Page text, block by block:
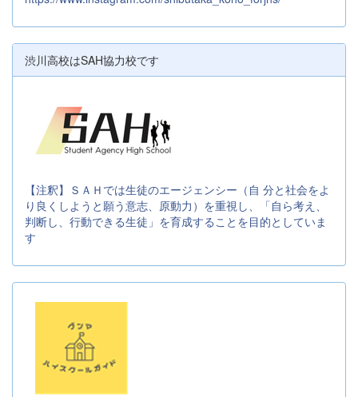
渋川高校はSAH協力校です
【注釈】ＳＡＨでは生徒のエージェンシー（自 分と社会をよ
り良くしようと願う意志、原動力）を重視し、「自ら考え、
判断し、行動できる生徒」を育成することを目的としていま
す